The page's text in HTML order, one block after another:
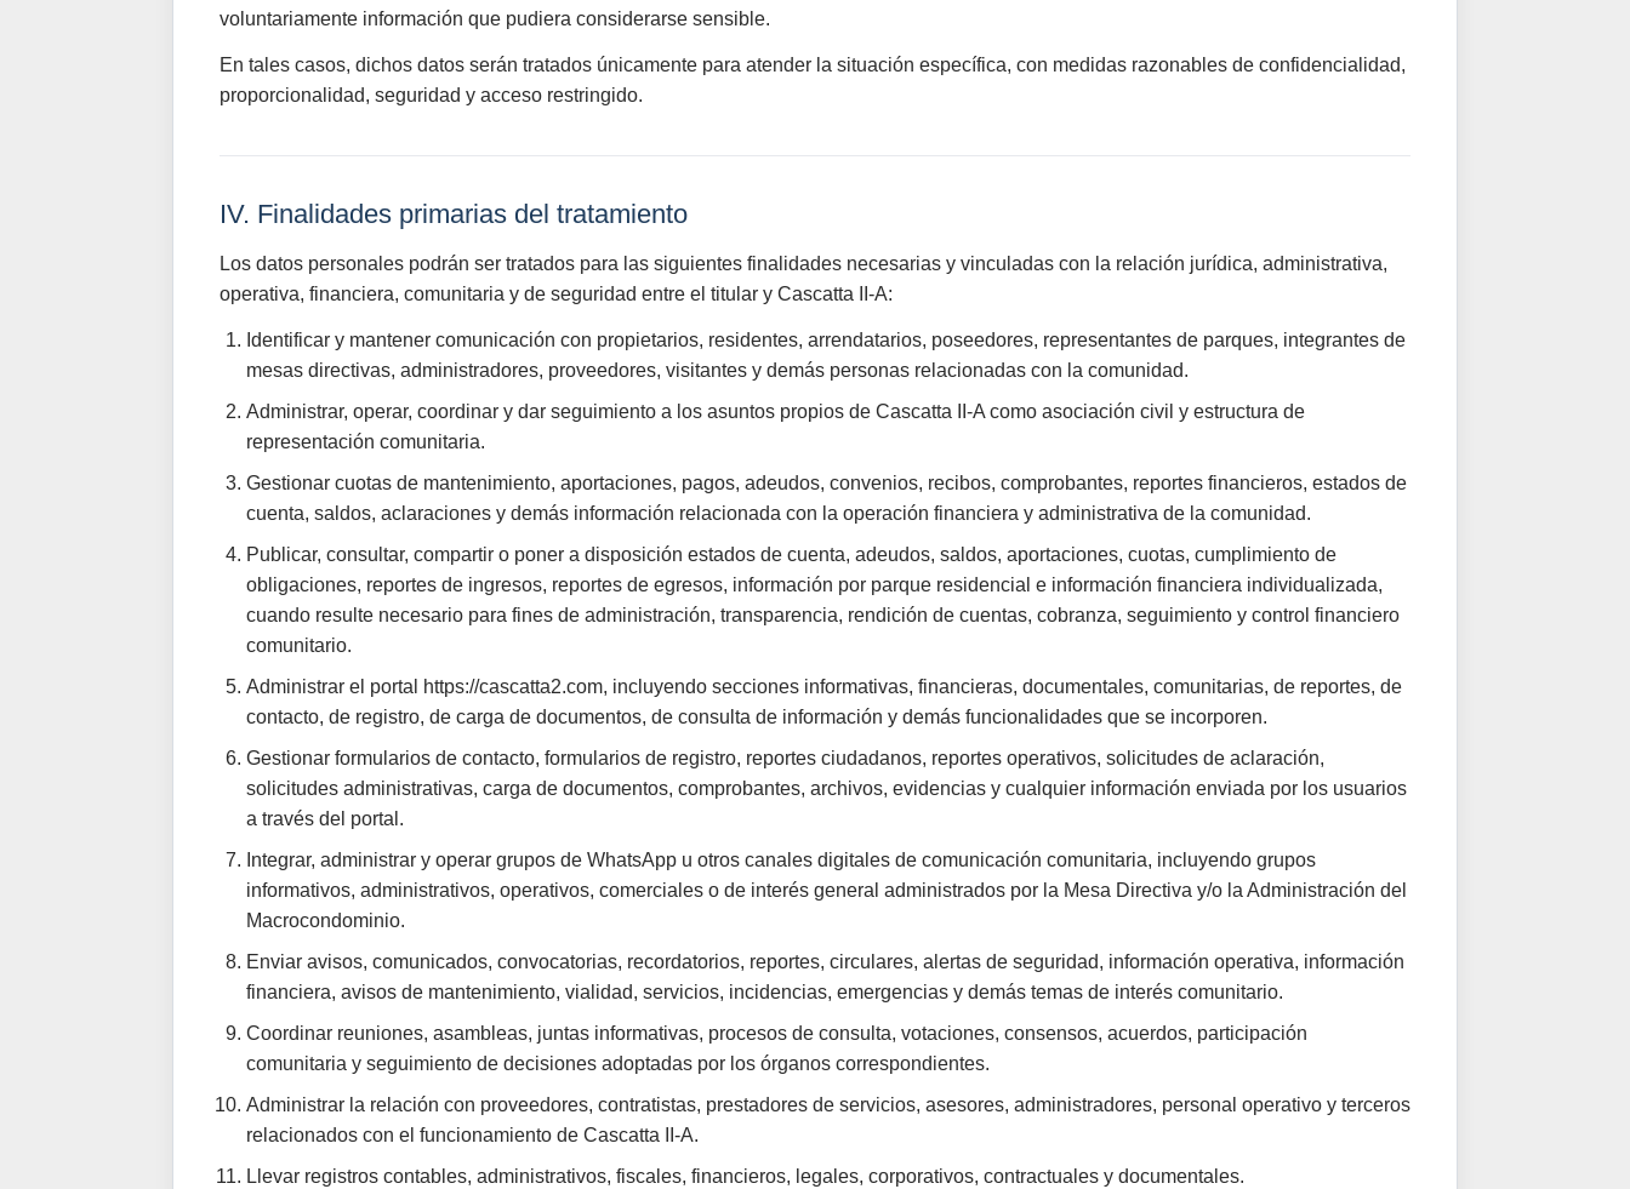
voluntariamente información que pudiera considerarse sensible.
En tales casos, dichos datos serán tratados únicamente para atender la situación específica, con medidas razonables de confidencialidad,
proporcionalidad, seguridad y acceso restringido.
IV. Finalidades primarias del tratamiento
Los datos personales podrán ser tratados para las siguientes finalidades necesarias y vinculadas con la relación jurídica, administrativa,
operativa, financiera, comunitaria y de seguridad entre el titular y Cascatta II-A:
Identificar y mantener comunicación con propietarios, residentes, arrendatarios, poseedores, representantes de parques, integrantes de
mesas directivas, administradores, proveedores, visitantes y demás personas relacionadas con la comunidad.
Administrar, operar, coordinar y dar seguimiento a los asuntos propios de Cascatta II-A como asociación civil y estructura de
representación comunitaria.
Gestionar cuotas de mantenimiento, aportaciones, pagos, adeudos, convenios, recibos, comprobantes, reportes financieros, estados de
cuenta, saldos, aclaraciones y demás información relacionada con la operación financiera y administrativa de la comunidad.
Publicar, consultar, compartir o poner a disposición estados de cuenta, adeudos, saldos, aportaciones, cuotas, cumplimiento de
obligaciones, reportes de ingresos, reportes de egresos, información por parque residencial e información financiera individualizada,
cuando resulte necesario para fines de administración, transparencia, rendición de cuentas, cobranza, seguimiento y control financiero
comunitario.
Administrar el portal https://cascatta2.com, incluyendo secciones informativas, financieras, documentales, comunitarias, de reportes, de
contacto, de registro, de carga de documentos, de consulta de información y demás funcionalidades que se incorporen.
Gestionar formularios de contacto, formularios de registro, reportes ciudadanos, reportes operativos, solicitudes de aclaración,
solicitudes administrativas, carga de documentos, comprobantes, archivos, evidencias y cualquier información enviada por los usuarios
a través del portal.
Integrar, administrar y operar grupos de WhatsApp u otros canales digitales de comunicación comunitaria, incluyendo grupos
informativos, administrativos, operativos, comerciales o de interés general administrados por la Mesa Directiva y/o la Administración del
Macrocondominio.
Enviar avisos, comunicados, convocatorias, recordatorios, reportes, circulares, alertas de seguridad, información operativa, información
financiera, avisos de mantenimiento, vialidad, servicios, incidencias, emergencias y demás temas de interés comunitario.
Coordinar reuniones, asambleas, juntas informativas, procesos de consulta, votaciones, consensos, acuerdos, participación
comunitaria y seguimiento de decisiones adoptadas por los órganos correspondientes.
Administrar la relación con proveedores, contratistas, prestadores de servicios, asesores, administradores, personal operativo y terceros
relacionados con el funcionamiento de Cascatta II-A.
Llevar registros contables, administrativos, fiscales, financieros, legales, corporativos, contractuales y documentales.